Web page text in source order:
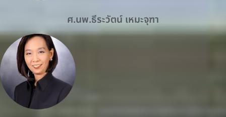
ศ.นพ.ธีระวัตน์ เหมะจุฑา